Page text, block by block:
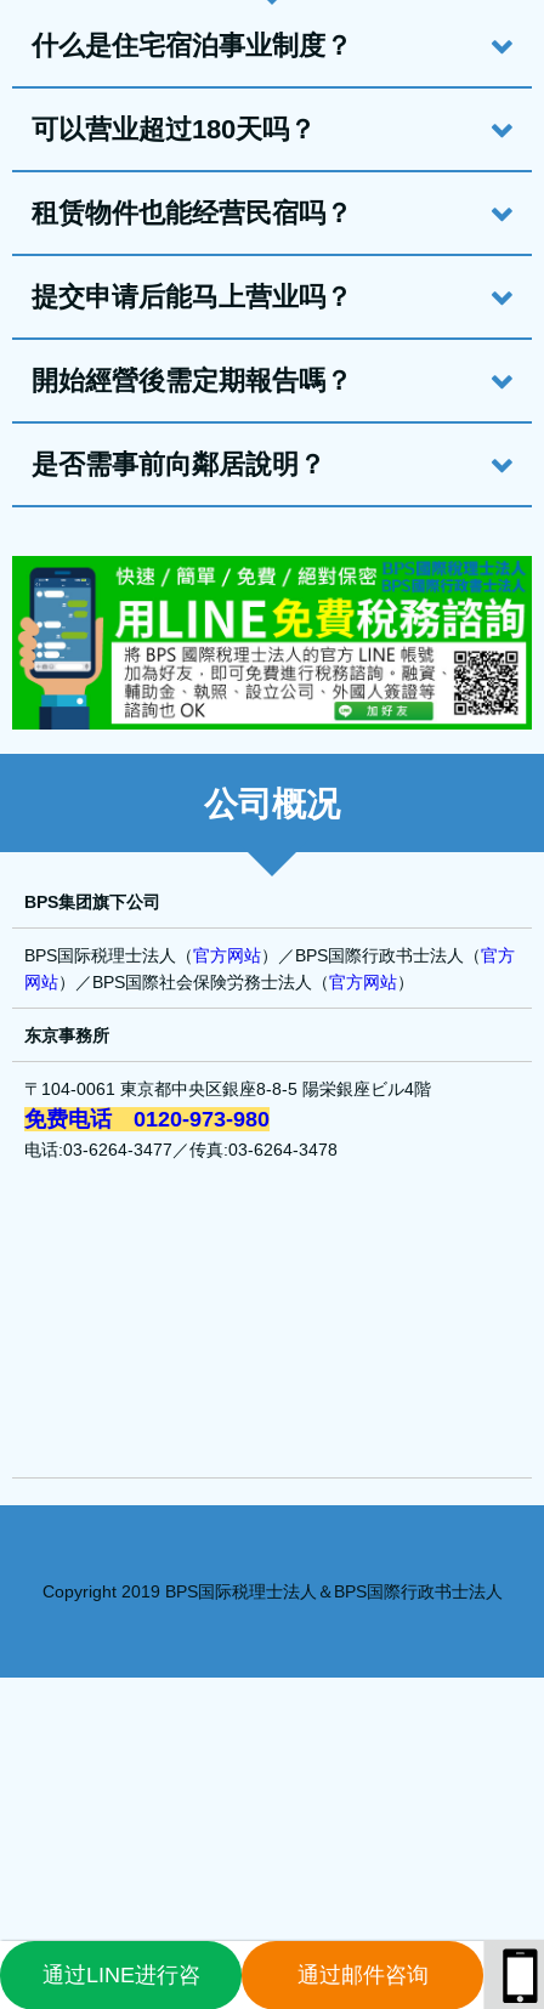
通过LINE进行咨 通过邮件咨询
什么是住宅宿泊事业制度？
可以营业超过180天吗？
租赁物件也能经营民宿吗？
提交申请后能马上营业吗？
開始經營後需定期報告嗎？
是否需事前向鄰居說明？
公司概况
BPS集团旗下公司
BPS国际税理士法人（官方网站）／BPS国際行政书士法人（官方
网站）／BPS国際社会保険労務士法人（官方网站）
东京事務所
〒104-0061 東京都中央区銀座8-8-5 陽栄銀座ビル4階
免费电话 0120-973-980
电话:03-6264-3477／传真:03-6264-3478
Copyright 2019 BPS国际税理士法人＆BPS国際行政书士法人